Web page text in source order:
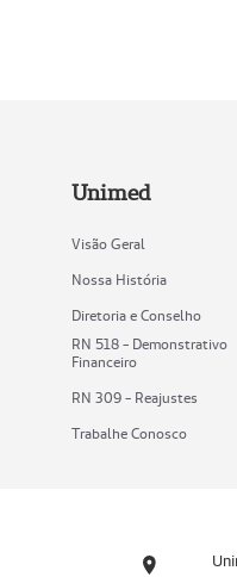
Unimed
Visão Geral
Nossa História
Diretoria e Conselho
RN 518 - Demonstrativo
Financeiro
RN 309 - Reajustes
Trabalhe Conosco